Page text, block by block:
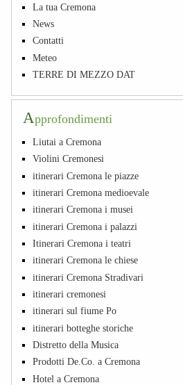
La tua Cremona
News
Contatti
Meteo
TERRE DI MEZZO DAT
Approfondimenti
Liutai a Cremona
Violini Cremonesi
itinerari Cremona le piazze
itinerari Cremona medioevale
itinerari Cremona i musei
itinerari Cremona i palazzi
Itinerari Cremona i teatri
itinerari Cremona le chiese
itinerari Cremona Stradivari
itinerari cremonesi
itinerari sul fiume Po
itinerari botteghe storiche
Distretto della Musica
Prodotti De.Co. a Cremona
Hotel a Cremona